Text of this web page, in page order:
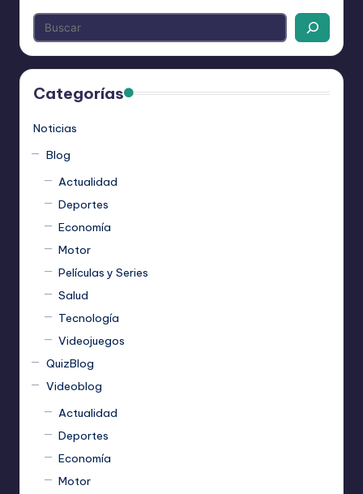
Categorías
Noticias
Blog
Actualidad
Deportes
Economía
Motor
Películas y Series
Salud
Tecnología
Videojuegos
QuizBlog
Videoblog
Actualidad
Deportes
Economía
Motor